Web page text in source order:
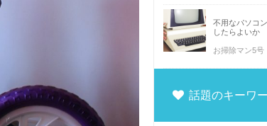
不用なパソコ
したらよいか
お掃除マン5号
話題のキーワ